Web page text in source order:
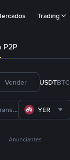
Trading
P2P
Vender USDTBTC
YER
Anunciantes